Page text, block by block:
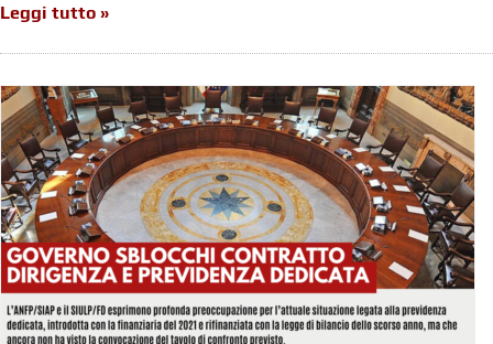
Leggi tutto »